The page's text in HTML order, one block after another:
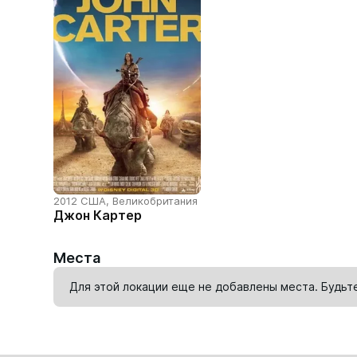
2012 США, Великобритания
Джон Картер
Места
Для этой локации еще не добавлены места.